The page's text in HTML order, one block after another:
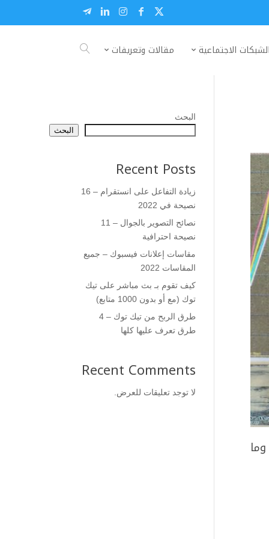
الشبكات الاجتماعية مقالات وتعريفات
البحث
البحث
Recent Posts
زيادة التفاعل على انستقرام – 16
نصيحة في 2022
نصائح التصوير بالجوال – 11
نصيحة احترافية
مقاسات إعلانات فيسبوك – جميع
المقاسات 2022
كيف تقوم بـ بث مباشر على تيك
توك (مع أو بدون 1000 متابع)
طرق الربح من تيك توك – 4
طرق تعرف عليها كلها
Recent Comments
لا توجد تعليقات للعرض.